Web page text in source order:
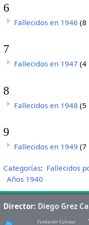
6
Fallecidos en 1946 (8
7
Fallecidos en 1947 (4
8
Fallecidos en 1948 (5
9
Fallecidos en 1949 (7
Categorías: Fallecidos
Años 1940
Director: Diego Grez